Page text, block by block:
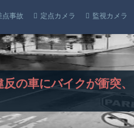
点事故 定点カメラ 監視カメラ
の車にバイクが衝突